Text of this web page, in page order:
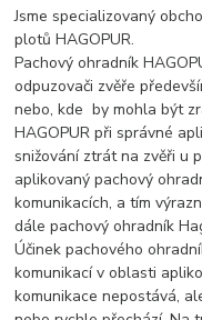
Jsme specializovaný
plotů HAGOPUR.
Pachový ohradník
odpuzovači zvěře
nebo, kde by mohla být
HAGOPUR při správné
snižování ztrát na zvěři u
aplikovaný pachový
komunikacích, a tím
dále pachový ohradník
Účinek pachového
komunikací v oblasti
komunikace nepostává,